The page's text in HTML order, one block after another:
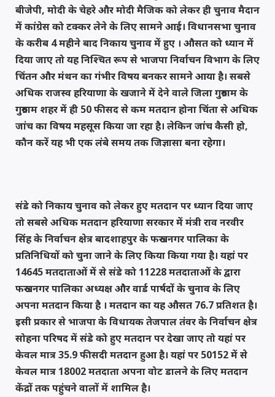
बीजेपी, मोदी के चेहरे और मोदी मैजिक को लेकर ही चुनाव मैदान
में कांग्रेस को टक्कर लेने के लिए सामने आई। विधानसभा चुनाव
के करीब 4 महीने बाद निकाय चुनाव में हुए । औसत को ध्यान में
दिया जाए तो यह निश्चित रूप से भाजपा निर्वाचन विभाग के लिए
चिंतन और मंथन का गंभीर विषय बनकर सामने आया है। सबसे
अधिक राजस्व हरियाणा के खजाने में देने वाले जिला गुरुग्राम के
गुरुग्राम शहर में ही 50 फीसद से कम मतदान होना चिंता से अधिक
जांच का विषय महसूस किया जा रहा है। लेकिन जांच कैसी हो,
कौन करें यह भी एक लंबे समय तक जिज्ञासा बना रहेगा।
संडे को निकाय चुनाव को लेकर हुए मतदान पर ध्यान दिया जाए
तो सबसे अधिक मतदान हरियाणा सरकार में मंत्री राव नरवीर
सिंह के निर्वाचन क्षेत्र बादशाहपुर के फरुखनगर पालिका के
प्रतिनिधियों को चुना जाने के लिए किया किया गया है। यहां पर
14645 मतदाताओं में से संडे को 11228 मतदाताओं के द्वारा
फरुखनगर पालिका अध्यक्ष और वार्ड पार्षदों के चुनाव के लिए
अपना मतदान किया है । मतदान का यह औसत 76.7 प्रतिशत है।
इसी प्रकार से भाजपा के विधायक तेजपाल तंवर के निर्वाचन क्षेत्र
सोहना परिषद में संडे को हुए मतदान पर देखा जाए तो यहां पर
केवल मात्र 35.9 फीसदी मतदान हुआ है। यहां पर 50152 में से
केवल मात्र 18002 मतदाता अपना वोट डालने के लिए मतदान
केंद्रों तक पहुंचने वालों में शामिल है।